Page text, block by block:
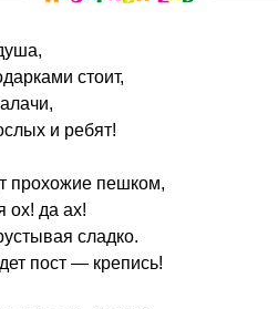
стоит,
и ребят!
прохожие пешком,
ох! да ах!
сладко.
пост — крепись!